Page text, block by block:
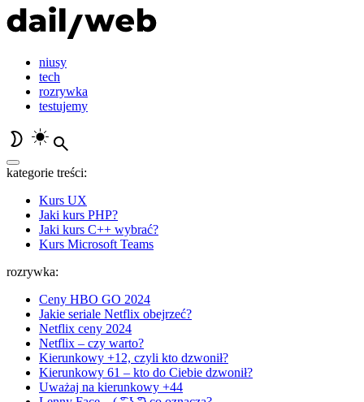
niusy
tech
rozrywka
testujemy
kategorie treści:
Kurs UX
Jaki kurs PHP?
Jaki kurs C++ wybrać?
Kurs Microsoft Teams
rozrywka:
Ceny HBO GO 2024
Jakie seriale Netflix obejrzeć?
Netflix ceny 2024
Netflix – czy warto?
Kierunkowy +12, czyli kto dzwonił?
Kierunkowy 61 – kto do Ciebie dzwonił?
Uważaj na kierunkowy +44